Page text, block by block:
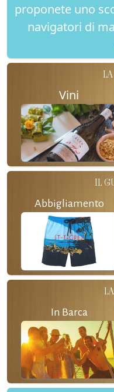
proponete uno
navigatori di
Vini
IL
Abbigliamento
In Barca